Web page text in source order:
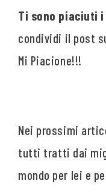
Ti sono piaciuti
condividi il post
Mi Piacione!!!
Nei prossimi
tutti tratti dai
mondo per lei e